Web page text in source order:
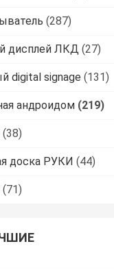
(287)
дисплей ЛКД (27)
digital signage (131)
андроидом (219)
(38)
доска РУКИ (44)
(71)